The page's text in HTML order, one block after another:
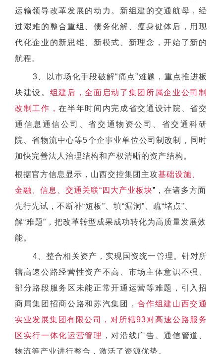
运输领导改革发展的动力。新组建的交通航母，经
过艰难的整合重组、债务化解、瘦身健体后，用现
代化企业的新思维、新模式、新理念，开始了新的
航程。
3、
以市场化手段破解“痛点”难题，重点推进板
块建设。 组建后，全面启动了集团所属企业公司制
改制工作，在半年时间内完成省交通设计院、省交
通信息通信公司、省交通物资公司、省交通科研
院、省物流中心等5个企事业单位公司制改制，同时
加快完善法人治理结构和产权清晰的资产结构。
根据官方信息显示，山西交控集团主攻基础设施、
金融、信息、交通关联“四大产业板块” ，在诸多方面
先行先试，不断补“短板”、填“漏洞”、疏“堵点”、
解“难题”，把改革转型成果成功转化为高质量发展效
能。
4 、整合相关资产，实现国资统一管理。针对所
辖高速公路经营性资产不高、市场主体意识不强、
部分路段服务区未能正常开通运营等难题，引入招
商局集团招商公路和苏汽集团，合作组建山西交通
实业发展集团有限公司，对所辖93对高速公路服务
区实行一体化运营管理 ，对沿线广告、通信管道、
物流等产业进行整合，激活了资源优势。